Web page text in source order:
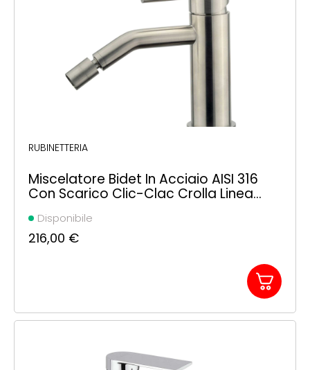
RUBINETTERIA
Miscelatore Bidet In Acciaio AISI 316
Con Scarico Clic-Clac Crolla Linea
Disponibile
216,00 €